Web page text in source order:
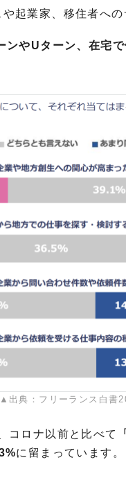
起業家、移住者へ
ンやUターン、在宅
▲出典：フリーランス白書
コロナ以前と比べて
に留まっています。